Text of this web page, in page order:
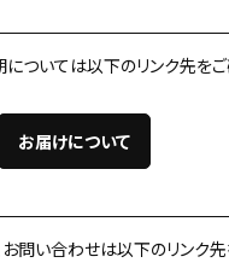
ついては以下のリンク先を
お届けについて
問い合わせは以下のリンク先